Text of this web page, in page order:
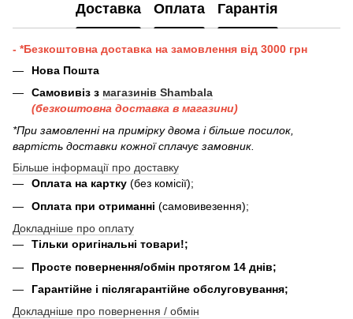
Доставка Оплата Гарантія
- *Безкоштовна доставка на замовлення від 3000 грн
Нова Пошта
Самовивіз з магазинів Shambala
(безкоштовна доставка в магазини)
*При замовленні на примірку двома і більше посилок,
вартість доставки кожної сплачує замовник.
Більше інформації про доставку
Оплата на картку (без комісії);
Оплата при отриманні (самовивезення);
Докладніше про оплату
Тільки оригінальні товари!;
Просте повернення/обмін протягом 14 днів;
Гарантійне і післягарантійне обслуговування;
Докладніше про повернення / обмін